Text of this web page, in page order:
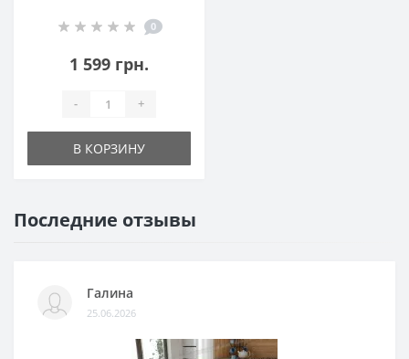
0
1 599 грн.
- +
В КОРЗИНУ
Последние отзывы
Галина
25.06.2026